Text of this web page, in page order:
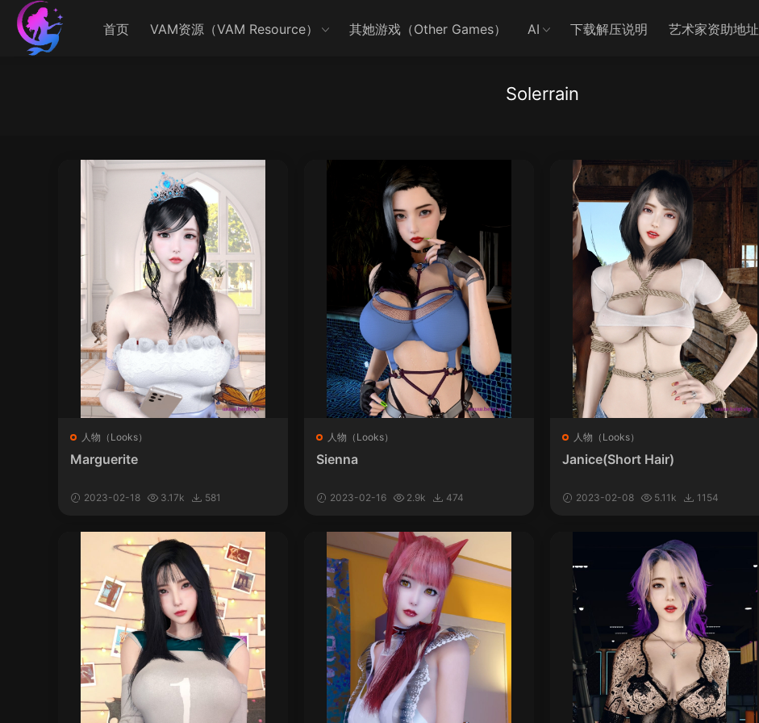
首页 VAM资源（VAM Resource） 其她游戏（Other Games） AI 下载解压说明 艺术家资助地址
Solerrain
人物（Looks）
Marguerite
2023-02-18 3.17k 581
人物（Looks）
Sienna
2023-02-16 2.9k 474
人物（Looks）
Janice(Short Hair)
2023-02-08 5.11k 1154